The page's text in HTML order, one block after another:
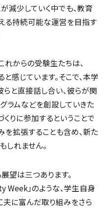
減少していく中でも、教育
る持続可能な運営を目指す
れからの受験生たちは、
感じています。そこで、本学
と直接話し合い、彼らが関
ラムなどを創設していきた
くりに参加するということで
拡張することも含め、新た
しれません。
望は三つあります。
」のような、学生自身
夫に富んだ取り組みをさら